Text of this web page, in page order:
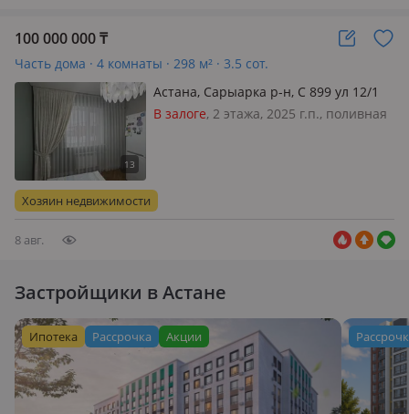
100 000 000₸
Часть дома · 4 комнаты · 298 м² · 3.5 сот.
Астана, Сарыарка р-н, С 899 ул 12/1
— Коктал 1
В залоге, 2 этажа, 2025 г.п., поливная
уютный и просторный дом!
Предлагается к продаж…
Хозяин недвижимости
8 авг.
Застройщики в Астане
Ипотека Рассрочка Акции